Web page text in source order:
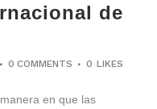
de
0 COMMENTS 0 LIKES
en que las